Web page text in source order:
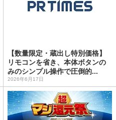
【数量限定・蔵出し特別価格】
リモコンを省き、本体ボタンの
みのシンプル操作で圧倒的...
2026年6月17日